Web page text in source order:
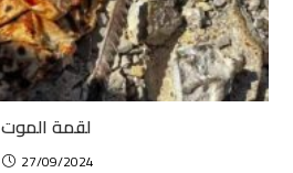
لقمة الموت
27/09/2024